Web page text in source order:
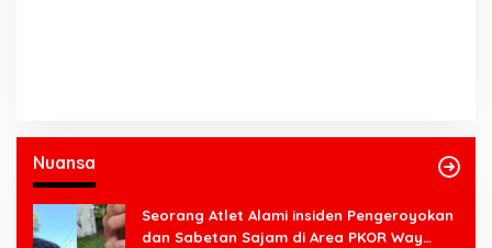
Nuansa
Seorang Atlet Alami insiden Pengeroyokan
dan Sabetan Sajam di Area PKOR Way